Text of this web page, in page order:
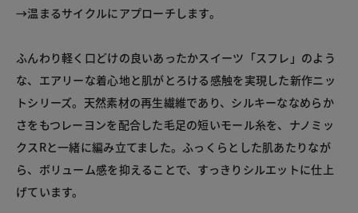
→温まるサイクルにアプローチします。
ふんわり軽く口どけの良いあったかスイーツ「スフレ」のよう
な、エアリーな着心地と肌がとろける感触を実現した新作ニッ
トシリーズ。天然素材の再生繊維であり、シルキーななめらか
さをもつレーヨンを配合した毛足の短いモール糸を、ナノミッ
クスRと一緒に編み立てました。ふっくらとした肌あたりなが
ら、ボリューム感を抑えることで、すっきりシルエットに仕上
げています。